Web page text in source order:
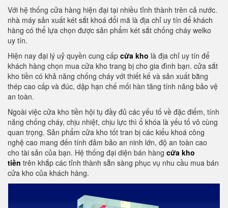
Với hệ thống cửa hàng hiện đại tại nhiều tỉnh thành trên cả nước.
nhà máy sản xuất két sắt khoá đổi mã là địa chỉ uy tín để khách
hàng có thể lựa chọn được sản phẩm két sắt chống cháy welko
uy tín.
Hiện nay đại lý uỷ quyền cung cấp cửa kho là địa chỉ uy tín để
khách hàng chọn mua cửa kho trang bị cho gia đình bạn. cửa sắt
kho tiền có khả năng chống cháy với thiết kế và sản xuất bằng
thép cao cấp và đúc, dập hạn chế mối hàn tăng tính năng bảo vệ
an toàn.
Ngoài việc cửa kho tiền hội tụ đầy đủ các yếu tố về đặc điểm, tính
năng chống cháy, chịu nhiệt, chịu lực thì ổ khóa là yếu tố vô cùng
quan trọng. Sản phẩm cửa kho tốt tran bị các kiểu khoá công
nghệ cao mang đến tính đảm bảo an ninh lớn, độ an toàn cao
cho tài sản của bạn. Hệ thống đại diện bán hàng cửa kho
tiền trên khắp các tỉnh thành sẵn sàng phục vụ nhu cầu mua bán
cửa kho của khách hàng.